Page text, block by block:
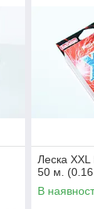
Леска
50 м.
В